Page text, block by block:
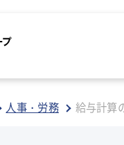
会
ご
セ
BLOG
専
人事・労務 給与計算